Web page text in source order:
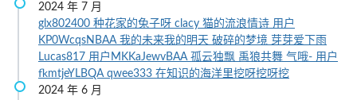
2024 年 7 月
glx802400 种花家的兔子呀 clacy 猫的流浪情诗 用户
KP0WcqsNBAA 我的未来我的明天 破碎的梦境 芽芽爱下雨
Lucas817 用户MKKaJewvBAA 孤云独飘 禹狼共舞 气哦- 用户
fkmtjeYLBQA qwee333 在知识的海洋里挖呀挖呀挖
2024 年 6 月